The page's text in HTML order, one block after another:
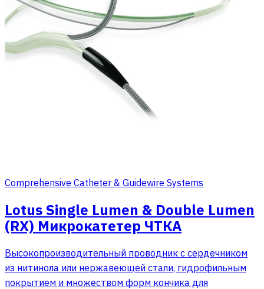
Comprehensive Catheter & Guidewire Systems
Lotus Single Lumen & Double Lumen
(RX) Микрокатетер ЧТКА
Высокопроизводительный проводник с сердечником
из нитинола или нержавеющей стали, гидрофильным
покрытием и множеством форм кончика для